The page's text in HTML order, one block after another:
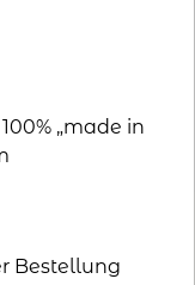
„made in
Bestellung